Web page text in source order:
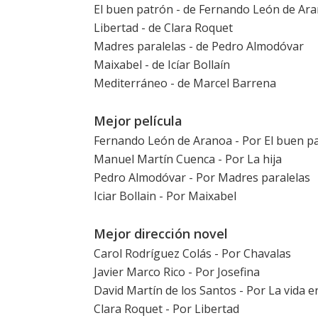
El buen patrón - de Fernando León de
Libertad - de Clara Roquet
Madres paralelas - de Pedro Almodóvar
Maixabel - de Icíar Bollaín
Mediterráneo - de Marcel Barrena
Mejor película
Fernando León de Aranoa - Por El buen
Manuel Martín Cuenca - Por La hija
Pedro Almodóvar - Por Madres paralelas
Iciar Bollain - Por Maixabel
Mejor dirección novel
Carol Rodríguez Colás - PorChavalas
Javier Marco Rico - Por Josefina
David Martín de los Santos - Por La vida
Clara Roquet - Por Libertad